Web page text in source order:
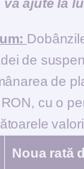
ajute la
de
de
cu o
Noua rată